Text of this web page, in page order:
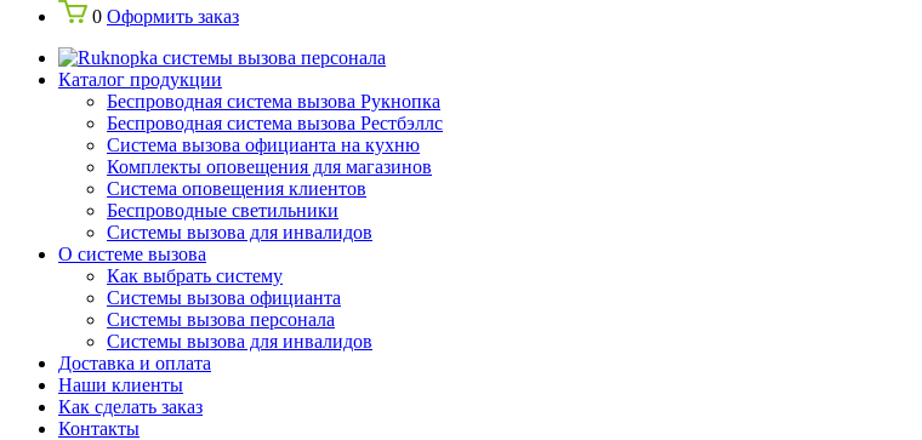
0 Оформить заказ
Каталог продукции
Беспроводная система вызова Рукнопка
Беспроводная система вызова Рестбэллс
Система вызова официанта на кухню
Комплекты оповещения для магазинов
Система оповещения клиентов
Беспроводные светильники
Системы вызова для инвалидов
О системе вызова
Как выбрать систему
Системы вызова официанта
Системы вызова персонала
Системы вызова для инвалидов
Доставка и оплата
Наши клиенты
Как сделать заказ
Контакты